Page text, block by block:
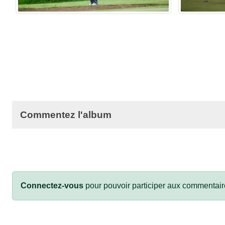
Commentez l'album
Connectez-vous pour pouvoir participer aux